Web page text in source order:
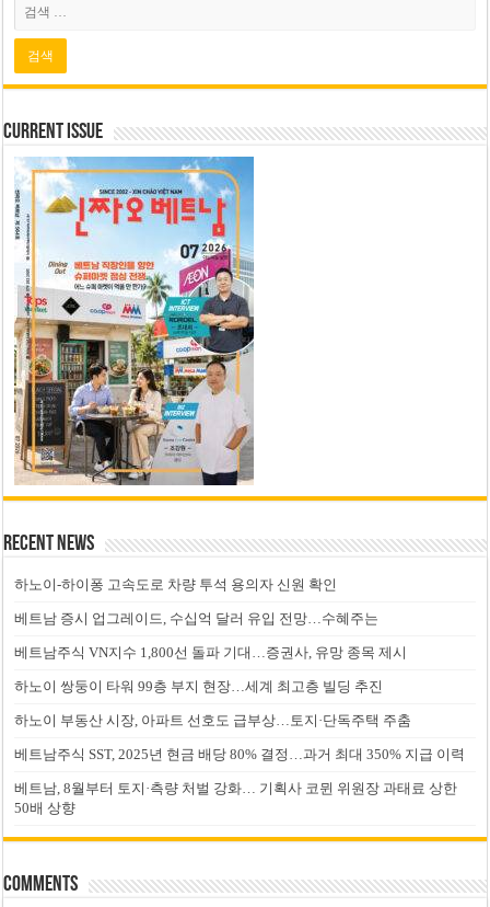
Current Issue
Recent News
하노이-하이퐁 고속도로 차량 투석 용의자 신원 확인
베트남 증시 업그레이드, 수십억 달러 유입 전망…수혜주는
베트남주식 VN지수 1,800선 돌파 기대…증권사, 유망 종목 제시
하노이 쌍둥이 타워 99층 부지 현장…세계 최고층 빌딩 추진
하노이 부동산 시장, 아파트 선호도 급부상…토지·단독주택 주춤
베트남주식 SST, 2025년 현금 배당 80% 결정…과거 최대 350% 지급 이력
베트남, 8월부터 토지·측량 처벌 강화… 기획사 코뮌 위원장 과태료 상한
50배 상향
Comments